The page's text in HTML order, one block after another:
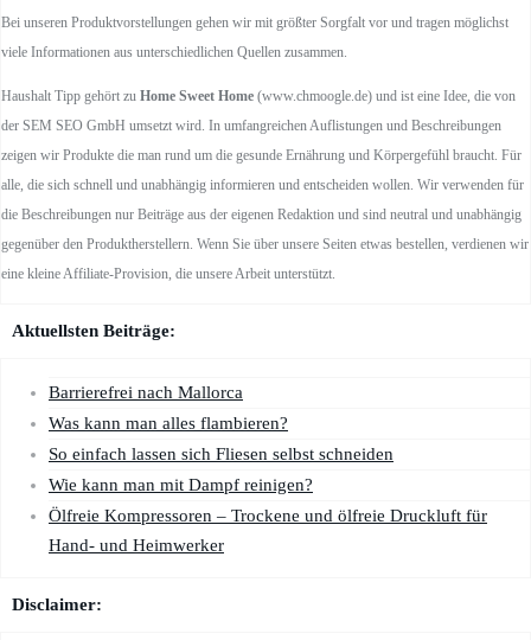
Bei unseren Produktvorstellungen gehen wir mit größter Sorgfalt vor und tragen möglichst
viele Informationen aus unterschiedlichen Quellen zusammen.
Haushalt Tipp gehört zu Home Sweet Home (www.chmoogle.de) und ist eine Idee, die von
der SEM SEO GmbH umsetzt wird. In umfangreichen Auflistungen und Beschreibungen
zeigen wir Produkte die man rund um die gesunde Ernährung und Körpergefühl braucht. Für
alle, die sich schnell und unabhängig informieren und entscheiden wollen. Wir verwenden für
die Beschreibungen nur Beiträge aus der eigenen Redaktion und sind neutral und unabhängig
gegenüber den Produktherstellern. Wenn Sie über unsere Seiten etwas bestellen, verdienen wir
eine kleine Affiliate-Provision, die unsere Arbeit unterstützt.
Aktuellsten Beiträge:
Barrierefrei nach Mallorca
Was kann man alles flambieren?
So einfach lassen sich Fliesen selbst schneiden
Wie kann man mit Dampf reinigen?
Ölfreie Kompressoren – Trockene und ölfreie Druckluft für
Hand- und Heimwerker
Disclaimer: